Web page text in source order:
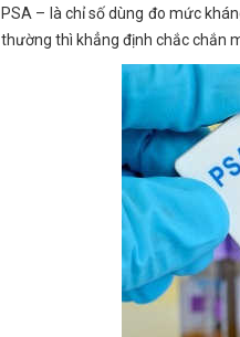
PSA – là chỉ số dùng đo mức
thường thì khẳng định chắc chắn